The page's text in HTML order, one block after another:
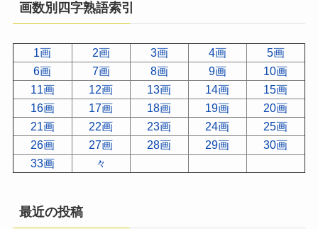
画数別四字熟語索引
1画 2画 3画 4画
5画
6画
7画 8画 9画
10画
11画
12画 13画 14画
15画
16画
17画 18画 19画
20画
21画
22画 23画 24画
25画
26画
27画 28画 29画
30画
33画
々
最近の投稿